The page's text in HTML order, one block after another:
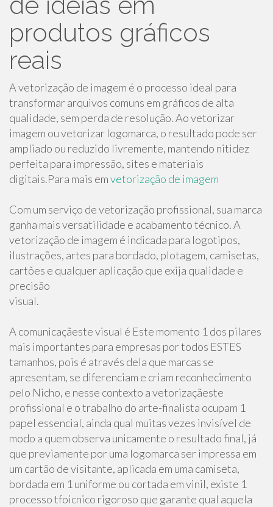
produtos gráficos
reais
A vetorização de imagem é o processo ideal para
transformar arquivos comuns em gráficos de alta
qualidade, sem perda de resolução. Ao vetorizar
imagem ou vetorizar logomarca, o resultado pode ser
ampliado ou reduzido livremente, mantendo nitidez
perfeita para impressão, sites e materiais
digitais.Para mais emvetorização de imagem
Com um serviço de vetorização profissional, sua marca
ganha mais versatilidade e acabamento técnico. A
vetorização de imagem é indicada para logotipos,
ilustrações, artes para bordado, plotagem, camisetas,
cartões e qualquer aplicação que exija qualidade e
precisão
visual.
A comunicaçãeste visual é Este momento 1 dos pilares
mais importantes para empresas por todos ESTES
tamanhos, pois é através dela que marcas se
apresentam, se diferenciam e criam reconhecimento
pelo Nicho, e nesse contexto a vetorizaçãeste
profissional e o trabalho do arte-finalista ocupam 1
papel essencial, ainda qual muitas vezes invisível de
modo a quem observa unicamente o resultado final, já
que previamente por uma logomarca ser impressa em
um cartão de visitante, aplicada em uma camiseta,
bordada em 1 uniforme ou cortada em vinil, existe 1
processo tfoicnico rigoroso que garante qual aquela